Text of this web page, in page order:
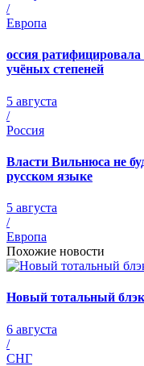
/
Европа
оссия ратифицировала
учёных степеней
5 августа
/
Россия
Власти Вильнюса не
русском языке
5 августа
/
Европа
Похожие новости
Новый тотальный
6 августа
/
СНГ